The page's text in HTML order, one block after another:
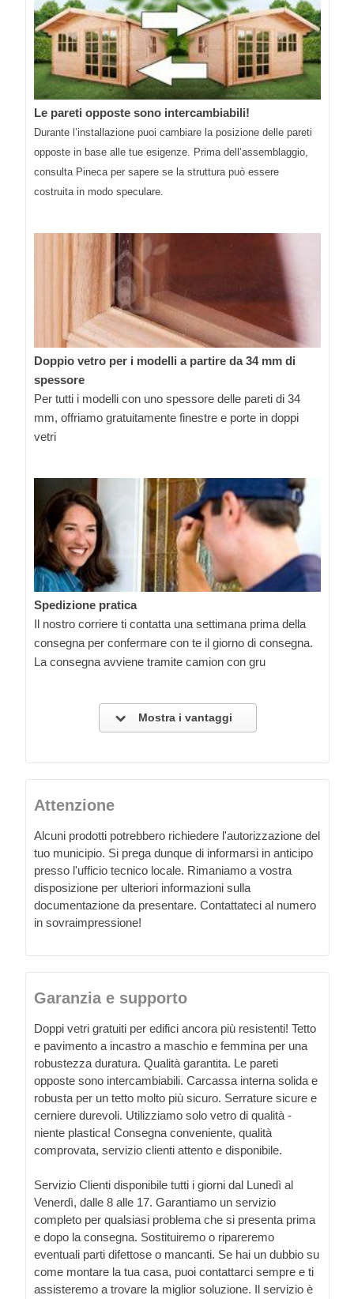
Le pareti opposte sono intercambiabili!
Durante l’installazione puoi cambiare la posizione delle pareti
opposte in base alle tue esigenze. Prima dell’assemblaggio,
consulta Pineca per sapere se la struttura può essere
costruita in modo speculare.
Doppio vetro per i modelli a partire da 34 mm di
spessore
Per tutti i modelli con uno spessore delle pareti di 34
mm, offriamo gratuitamente finestre e porte in doppi
vetri
Spedizione pratica
Il nostro corriere ti contatta una settimana prima della
consegna per confermare con te il giorno di consegna.
La consegna avviene tramite camion con gru
Mostra i vantaggi
Attenzione
Alcuni prodotti potrebbero richiedere l'autorizzazione del
tuo municipio. Si prega dunque di informarsi in anticipo
presso l'ufficio tecnico locale. Rimaniamo a vostra
disposizione per ulteriori informazioni sulla
documentazione da presentare. Contattateci al numero
in sovraimpressione!
Garanzia e supporto
Doppi vetri gratuiti per edifici ancora più resistenti! Tetto
e pavimento a incastro a maschio e femmina per una
robustezza duratura. Qualità garantita. Le pareti
opposte sono intercambiabili. Carcassa interna solida e
robusta per un tetto molto più sicuro. Serrature sicure e
cerniere durevoli. Utilizziamo solo vetro di qualità -
niente plastica! Consegna conveniente, qualità
comprovata, servizio clienti attento e disponibile.
Servizio Clienti disponibile tutti i giorni dal Lunedì al
Venerdì, dalle 8 alle 17. Garantiamo un servizio
completo per qualsiasi problema che si presenta prima
e dopo la consegna. Sostituiremo o ripareremo
eventuali parti difettose o mancanti. Se hai un dubbio su
come montare la tua casa, puoi contattarci sempre e ti
assisteremo a trovare la miglior soluzione. Il servizio è